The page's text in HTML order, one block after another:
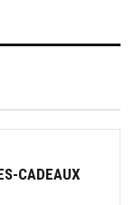
CADEAUX